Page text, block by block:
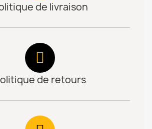
de livraison
de retours